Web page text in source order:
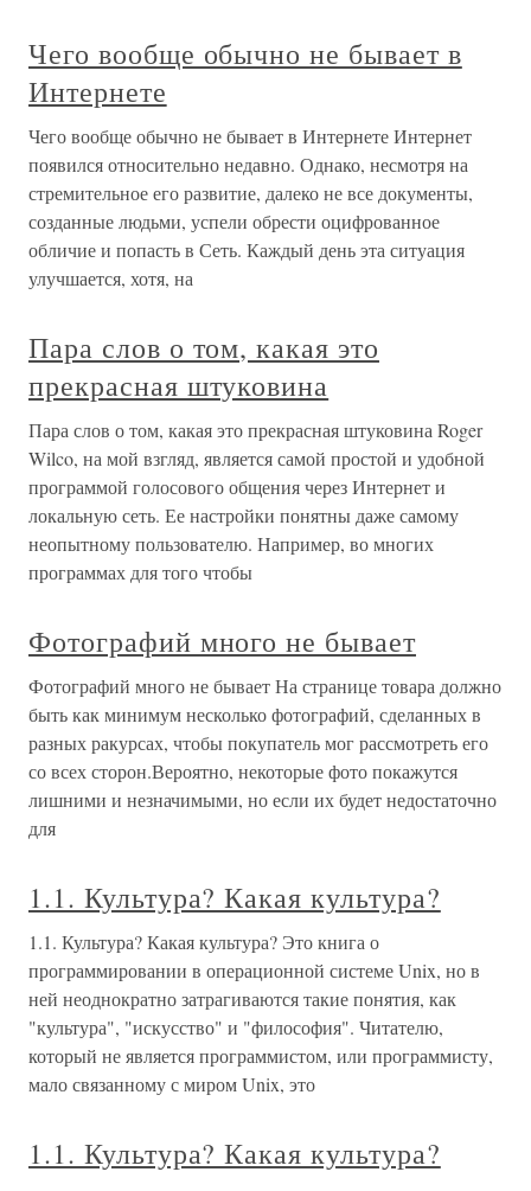
Чего вообще обычно не бывает в
Интернете
Чего вообще обычно не бывает в Интернете Интернет
появился относительно недавно. Однако, несмотря на
стремительное его развитие, далеко не все документы,
созданные людьми, успели обрести оцифрованное
обличие и попасть в Сеть. Каждый день эта ситуация
улучшается, хотя, на
Пара слов о том, какая это
прекрасная штуковина
Пара слов о том, какая это прекрасная штуковина Roger
Wilco, на мой взгляд, является самой простой и удобной
программой голосового общения через Интернет и
локальную сеть. Ее настройки понятны даже самому
неопытному пользователю. Например, во многих
программах для того чтобы
Фотографий много не бывает
Фотографий много не бывает На странице товара должно
быть как минимум несколько фотографий, сделанных в
разных ракурсах, чтобы покупатель мог рассмотреть его
со всех сторон.Вероятно, некоторые фото покажутся
лишними и незначимыми, но если их будет недостаточно
для
1.1. Культура? Какая культура?
1.1. Культура? Какая культура? Это книга о
программировании в операционной системе Unix, но в
ней неоднократно затрагиваются такие понятия, как
"культура", "искусство" и "философия". Читателю,
который не является программистом, или программисту,
мало связанному с миром Unix, это
1.1. Культура? Какая культура?